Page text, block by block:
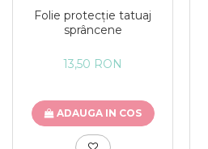
Folie protecție tatuaj
sprâncene
13,50 RON
ADAUGA IN COS